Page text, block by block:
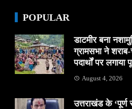
POPULAR
डाटमीर बना
ग्रामसभा ने
पदार्थों पर लगाया
August 4, 2026
उत्तराखंड के ‘पूर्ण